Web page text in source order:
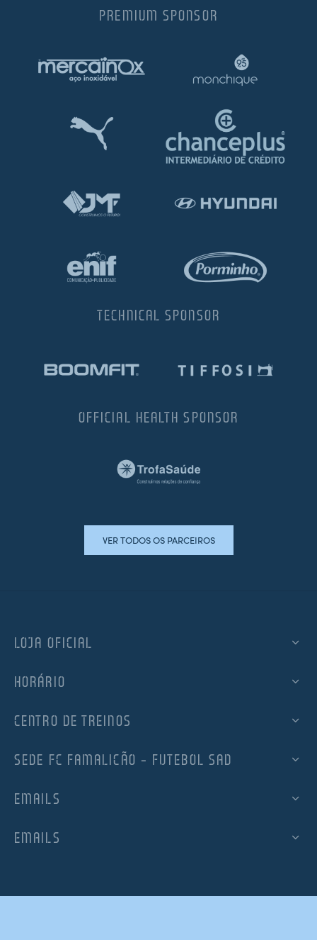
PREMIUM SPONSOR
TECHNICAL SPONSOR
OFFICIAL HEALTH SPONSOR
VER TODOS OS PARCEIROS
LOJA OFICIAL
HORÁRIO
CENTRO DE TREINOS
SEDE FC FAMALICÃO – FUTEBOL SAD
EMAILS
EMAILS